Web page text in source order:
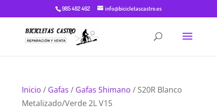
985 482 462 info@bicicletascastro.es
Inicio / Gafas / Gafas Shimano / S20R Blanco
Metalizado/Verde 2L V15